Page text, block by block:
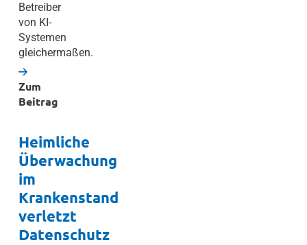
Betreiber
von KI-
Systemen
gleichermaßen.
Zum
Beitrag
Heimliche
Überwachung
im
Krankenstand
verletzt
Datenschutz